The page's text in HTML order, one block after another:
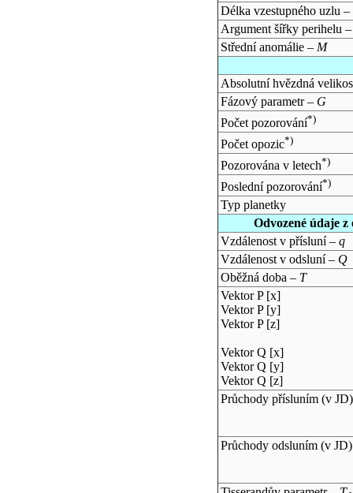
Délka vzestupného uzlu –
Argument šířky perihelu
Střední anomálie – M
Absolutní hvězdná
Fázový parametr – G
Počet pozorování*)
Počet opozic*)
Pozorována v letech*)
Poslední pozorování*)
Typ planetky
Odvozené údaje
Vzdálenost v přísluní – q
Vzdálenost v odsluní – Q
Oběžná doba – T
Vektor P [x]
Vektor P [y]
Vektor P [z]
Vektor Q [x]
Vektor Q [y]
Vektor Q [z]
Průchody přísluním (v JD)
Průchody odsluním (v JD)